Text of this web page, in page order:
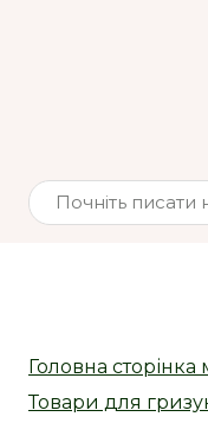
Головна сторінка
Товари для